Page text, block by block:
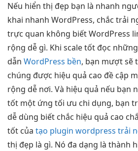
Nếu hiển thị đẹp bạn là nhanh
khai nhanh WordPress, chắc trải
trực quan không biết WordPress
rộng dễ gì. Khi scale tốt đọc
dẫn WordPress bền, bạn mượtsẽ
chúng được hiệu quả cao đề cập
rộng dễ nơi. Và hiệu quả nếu bạn
tốt một ứng tối ưu chi dụng, bạn
dễ dùng biết chắc hiệu quả cao
tốt của tạo plugin wordpress trải
thị đẹp là gì. Nó đa dạng là thành